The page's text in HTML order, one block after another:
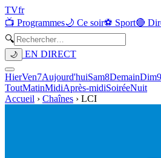
TVfr
📺 Programmes🌙 Ce soir⚽ Sport🔴
🔍
🌙 EN DIRECT
HierVen7Aujourd'huiSam8DemainDim9
ToutMatinMidiAprès-midiSoiréeNuit
Accueil › Chaînes › LCI